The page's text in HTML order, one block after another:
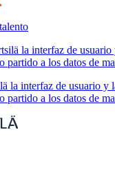
la interfaz de usuario y
partido a los datos de